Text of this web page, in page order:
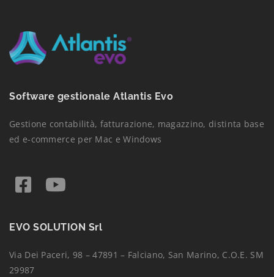
Software gestionale Atlantis Evo
Gestione contabilità, fatturazione, magazzino, distinta base
ed e-commerce per Mac e Windows
EVO SOLUTION Srl
Via Dei Paceri, 98 – 47891 – Falciano, San Marino, C.O.E. SM
29987